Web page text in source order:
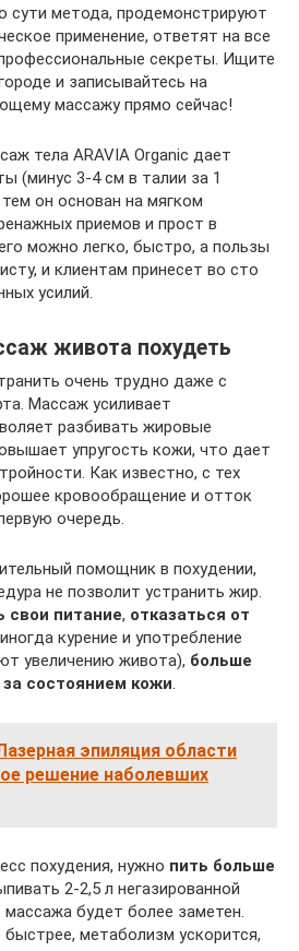
сути метода, продемонстрируют
применение, ответят на все
секреты. Ищите
и записывайтесь на
массажу прямо сейчас!
тела ARAVIA Organic дает
(минус 3-4 см в талии за 1
он основан на мягком
приемов и прост в
можно легко, быстро, а пользы
и клиентам принесет во сто
усилий.
живота похудеть
очень трудно даже с
Массаж усиливает
разбивать жировые
упругость кожи, что дает
Как известно, с тех
кровообращение и отток
очередь.
помощник в похудении,
не позволит устранить жир.
свои питание, отказаться от
курение и употребление
увеличению живота), больше
состоянием кожи.
эпиляция области
решение наболевших
похудения, нужно пить больше
2-2,5 л негазированной
будет более заметен.
быстрее, метаболизм ускорится,